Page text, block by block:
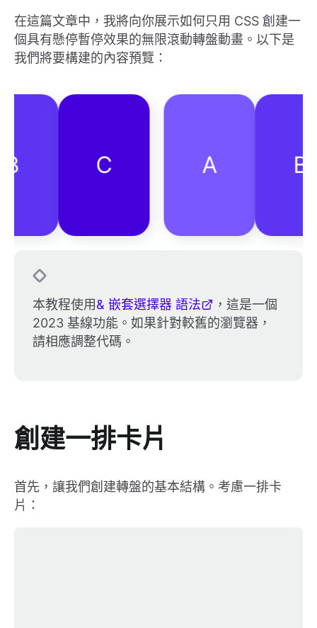
在這篇文章中，我將向你展示如何只用 CSS 創建一
個具有懸停暫停效果的無限滾動轉盤動畫。以下是
我們將要構建的內容預覽：
本教程使用& 嵌套選擇器 語法
，這是一個
2023 基線功能。如果針對較舊的瀏覽器，
請相應調整代碼。
創建一排卡片
首先，讓我們創建轉盤的基本結構。考慮一排卡
片：